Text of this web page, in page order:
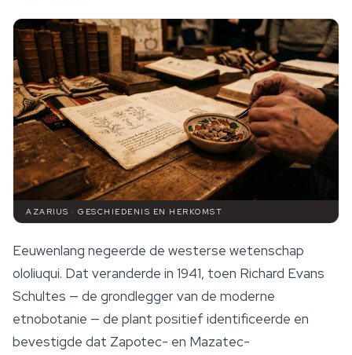
AZARIUS · GESCHIEDENIS EN HERKOMST
Eeuwenlang negeerde de westerse wetenschap
ololiuqui. Dat veranderde in 1941, toen Richard Evans
Schultes — de grondlegger van de moderne
etnobotanie — de plant positief identificeerde en
bevestigde dat Zapotec- en Mazatec-